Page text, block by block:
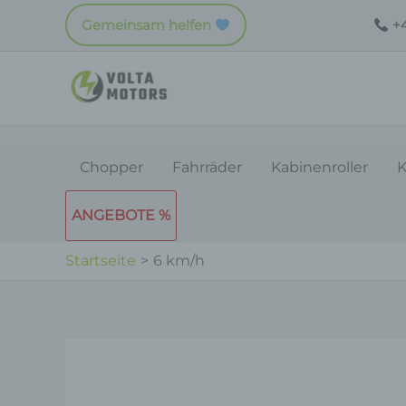
Gemeinsam helfen
Chopper Fahrräder Kabinenroller
ANGEBOTE %
Startseite 6 km/h